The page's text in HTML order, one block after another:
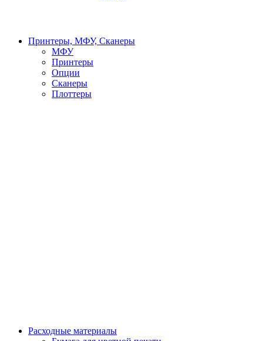
Принтеры, МФУ, Сканеры
МФУ
Принтеры
Опции
Сканеры
Плоттеры
Расходные материалы